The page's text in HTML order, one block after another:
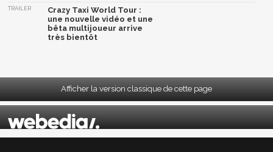
TRAILER
Crazy Taxi World Tour :
une nouvelle vidéo et une
bêta multijoueur arrive
très bientôt
Afficher la version classique de cette page